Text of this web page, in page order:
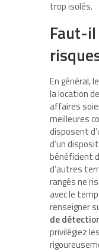
trop isolés.
Faut-
En général,
la location
affaires
meilleures
disposent
d’un
bénéficient
d’autres
rangés ne
avec le
renseigner
de
privilégiez